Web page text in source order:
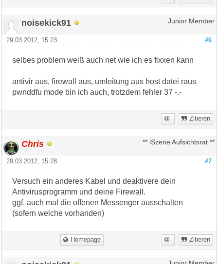
noisekick91 Junior Member
#6
29.03.2012, 15:23
selbes problem weiß auch net wie ich es fixxen kann
antivir aus, firewall aus, umleitung aus host datei raus
pwnddfu mode bin ich auch, trotzdem fehler 37 -.-
Zitieren
Chris ** iSzene Aufsichtsrat **
#7
29.03.2012, 15:28
Versuch ein anderes Kabel und deaktivere dein
Antivirusprogramm und deine Firewall.
ggf. auch mal die offenen Messenger ausschalten
(sofern welche vorhanden)
Homepage Zitieren